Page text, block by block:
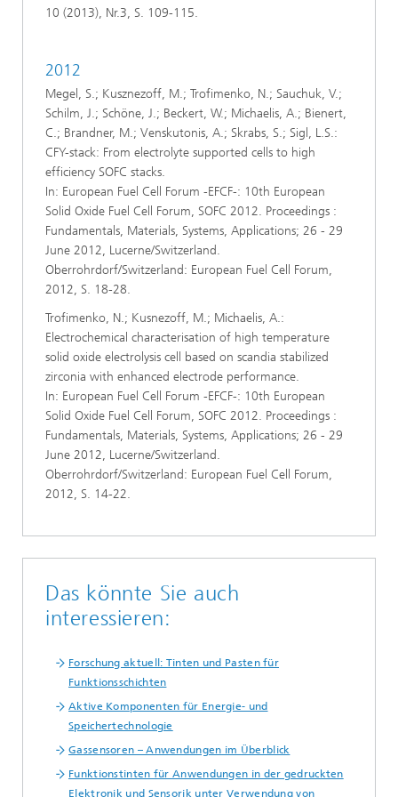
10 (2013), Nr.3, S. 109-115.
2012
Megel, S.; Kusznezoff, M.; Trofimenko, N.; Sauchuk, V.;
Schilm, J.; Schöne, J.; Beckert, W.; Michaelis, A.; Bienert,
C.; Brandner, M.; Venskutonis, A.; Skrabs, S.; Sigl, L.S.:
CFY-stack: From electrolyte supported cells to high
efficiency SOFC stacks.
In: European Fuel Cell Forum -EFCF-: 10th European
Solid Oxide Fuel Cell Forum, SOFC 2012. Proceedings :
Fundamentals, Materials, Systems, Applications; 26 - 29
June 2012, Lucerne/Switzerland.
Oberrohrdorf/Switzerland: European Fuel Cell Forum,
2012, S. 18-28.
Trofimenko, N.; Kusnezoff, M.; Michaelis, A.:
Electrochemical characterisation of high temperature
solid oxide electrolysis cell based on scandia stabilized
zirconia with enhanced electrode performance.
In: European Fuel Cell Forum -EFCF-: 10th European
Solid Oxide Fuel Cell Forum, SOFC 2012. Proceedings :
Fundamentals, Materials, Systems, Applications; 26 - 29
June 2012, Lucerne/Switzerland.
Oberrohrdorf/Switzerland: European Fuel Cell Forum,
2012, S. 14-22.
Das könnte Sie auch
interessieren:
Forschung aktuell: Tinten und Pasten für
Funktionsschichten
Aktive Komponenten für Energie- und
Speichertechnologie
Gassensoren – Anwendungen im Überblick
Funktionstinten für Anwendungen in der gedruckten
Elektronik und Sensorik unter Verwendung von